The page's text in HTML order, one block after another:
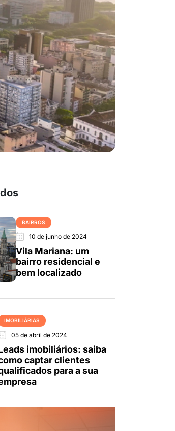
BAIRROS
10 de junho de 2024
Vila Mariana: um
bairro residencial e
bem localizado
IMOBILIÁRIAS
05 de abril de 2024
imobiliários: saiba
captar clientes
para a sua